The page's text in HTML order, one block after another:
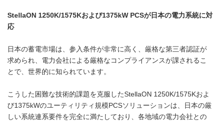
StellaON 1250K/1575Kおよび1375kW PCSが日本の電力系統に対
応
日本の蓄電市場は、参入条件が非常に高く、厳格な第三者認証が
求められ、電力会社による厳格なコンプライアンスが課されるこ
とで、世界的に知られています。
こうした困難な技術的課題を克服したStellaON 1250K/1575Kおよ
び1375kWのユーティリティ規模PCSソリューションは、日本の厳
しい系統連系要件を完全に満たしており、各地域の電力会社との